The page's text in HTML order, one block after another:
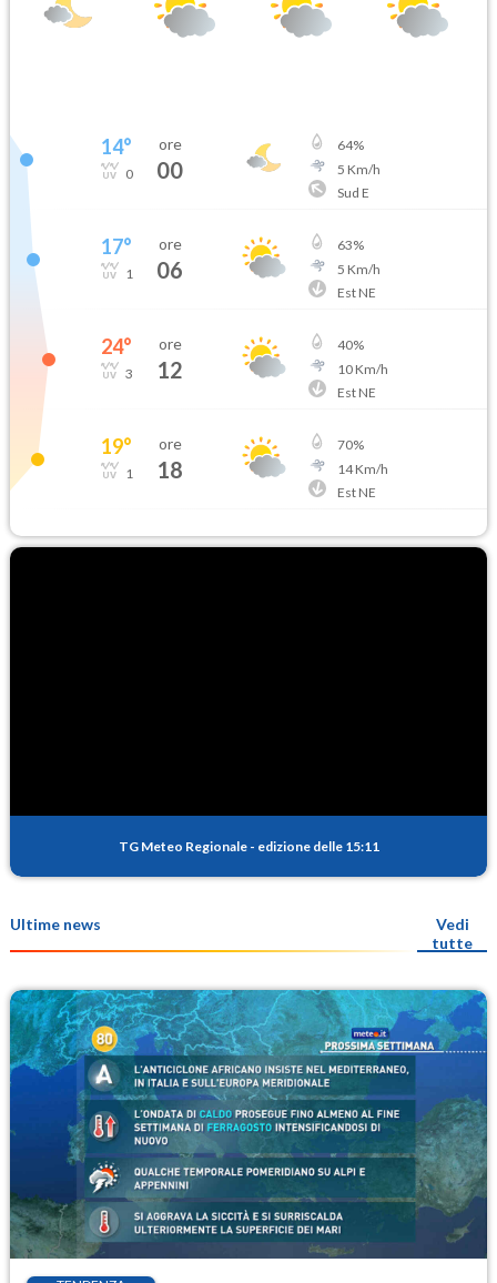
14°
0
ore
00
64%
5 Km/h
Sud E
17°
1
ore
06
63%
5 Km/h
Est NE
24°
3
ore
12
40%
10Km/h
Est NE
19°
1
ore
18
70%
14Km/h
Est NE
TG Meteo Regionale - edizione delle 15:11
Ultime news
Vedi
tutte